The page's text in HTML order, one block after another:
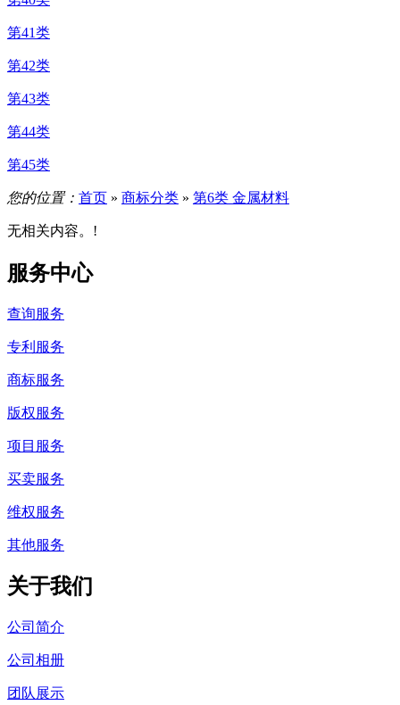
第41类
第42类
第43类
第44类
第45类
您的位置： 首页 » 商标分类 » 第6类 金属材料
无相关内容。!
服务中心
查询服务
专利服务
商标服务
版权服务
项目服务
买卖服务
维权服务
其他服务
关于我们
公司简介
公司相册
团队展示